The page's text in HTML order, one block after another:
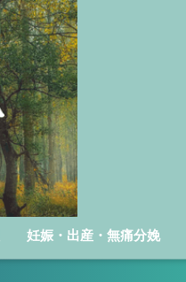
妊娠・出産・無痛分娩